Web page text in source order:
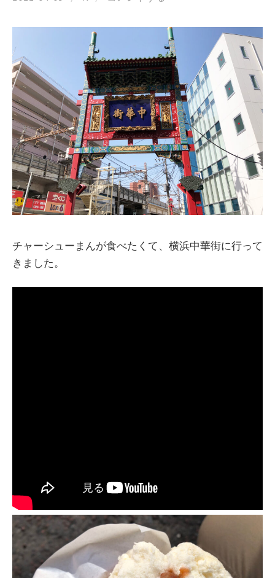
チャーシューまんが食べたくて、横浜中華街に行って
きました。